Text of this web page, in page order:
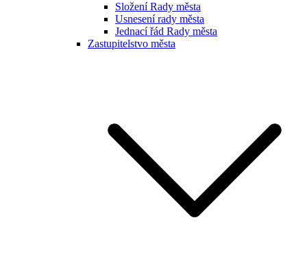
Složení Rady města
Usnesení rady města
Jednací řád Rady města
Zastupitelstvo města